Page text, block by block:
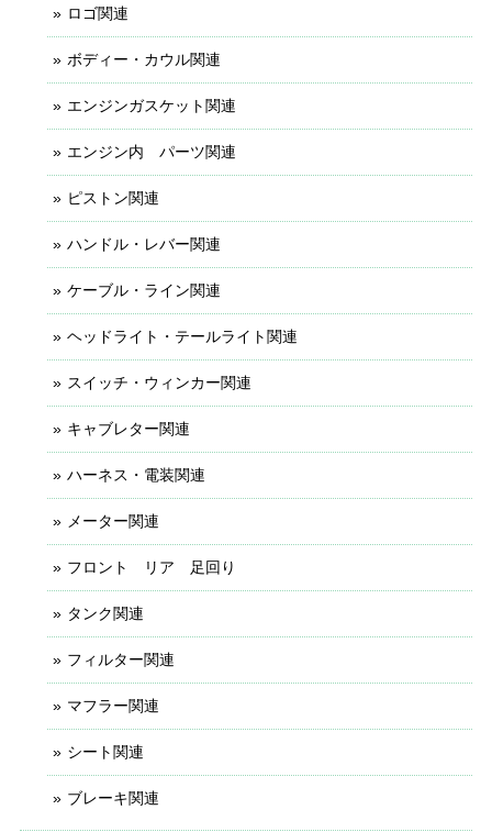
ロゴ関連
ボディー・カウル関連
エンジンガスケット関連
エンジン内 パーツ関連
ピストン関連
ハンドル・レバー関連
ケーブル・ライン関連
ヘッドライト・テールライト関連
スイッチ・ウィンカー関連
キャブレター関連
ハーネス・電装関連
メーター関連
フロント リア 足回り
タンク関連
フィルター関連
マフラー関連
シート関連
ブレーキ関連